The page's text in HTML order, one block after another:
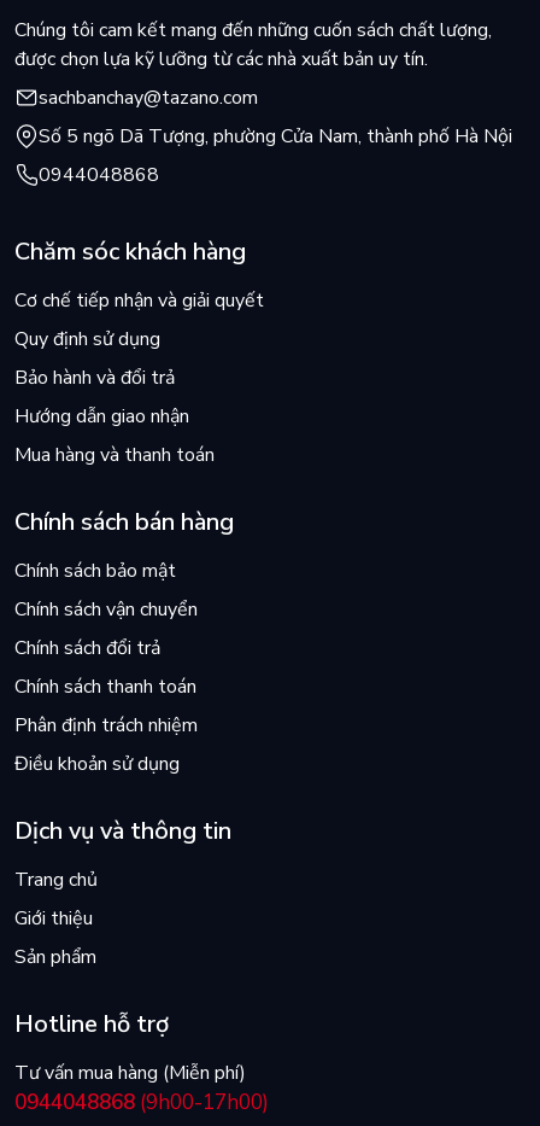
Chúng tôi cam kết mang đến những cuốn sách chất lượng,
được chọn lựa kỹ lưỡng từ các nhà xuất bản uy tín.
sachbanchay@tazano.com
Số 5 ngõ Dã Tượng, phường Cửa Nam, thành phố Hà Nội
0944048868
Chăm sóc khách hàng
Cơ chế tiếp nhận và giải quyết
Quy định sử dụng
Bảo hành và đổi trả
Hướng dẫn giao nhận
Mua hàng và thanh toán
Chính sách bán hàng
Chính sách bảo mật
Chính sách vận chuyển
Chính sách đổi trả
Chính sách thanh toán
Phân định trách nhiệm
Điều khoản sử dụng
Dịch vụ và thông tin
Trang chủ
Giới thiệu
Sản phẩm
Hotline hỗ trợ
Tư vấn mua hàng (Miễn phí)
0944048868 (9h00-17h00)